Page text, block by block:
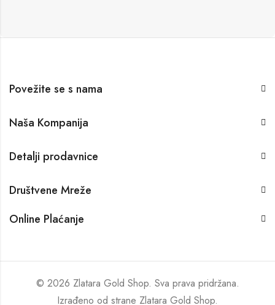
Povežite se s nama
Naša Kompanija
Detalji prodavnice
Društvene Mreže
Online Plaćanje
© 2026 Zlatara Gold Shop. Sva prava pridržana.
Izrađeno od strane Zlatara Gold Shop.